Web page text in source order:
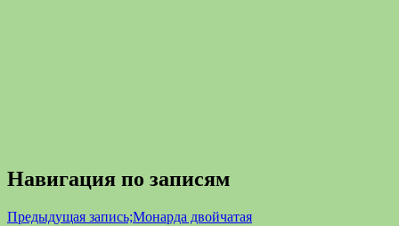
Навигация по записям
Предыдущая запись;Монарда двойчатая